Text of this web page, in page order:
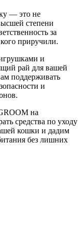
— это не
степени
за
приручили.
и
рай для вашей
поддерживать
и
на
средства по уходу
кошки и дадим
без лишних